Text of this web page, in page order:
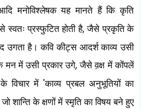
मनोविश्लेषक यह मानते हैं कि कृति
प्रस्फुटित होती है,जैसे प्रकृति के
उगता है। कवि कीट्स आदर्श काव्य उसी
मन में उसी प्रकार उगे,जैसे व़क्ष में कोंपलें
विचार में 'काव्य प्रबल अनुभूतियों का
जो शान्ति के क्षणों में स्मृति का विषय बने हुए